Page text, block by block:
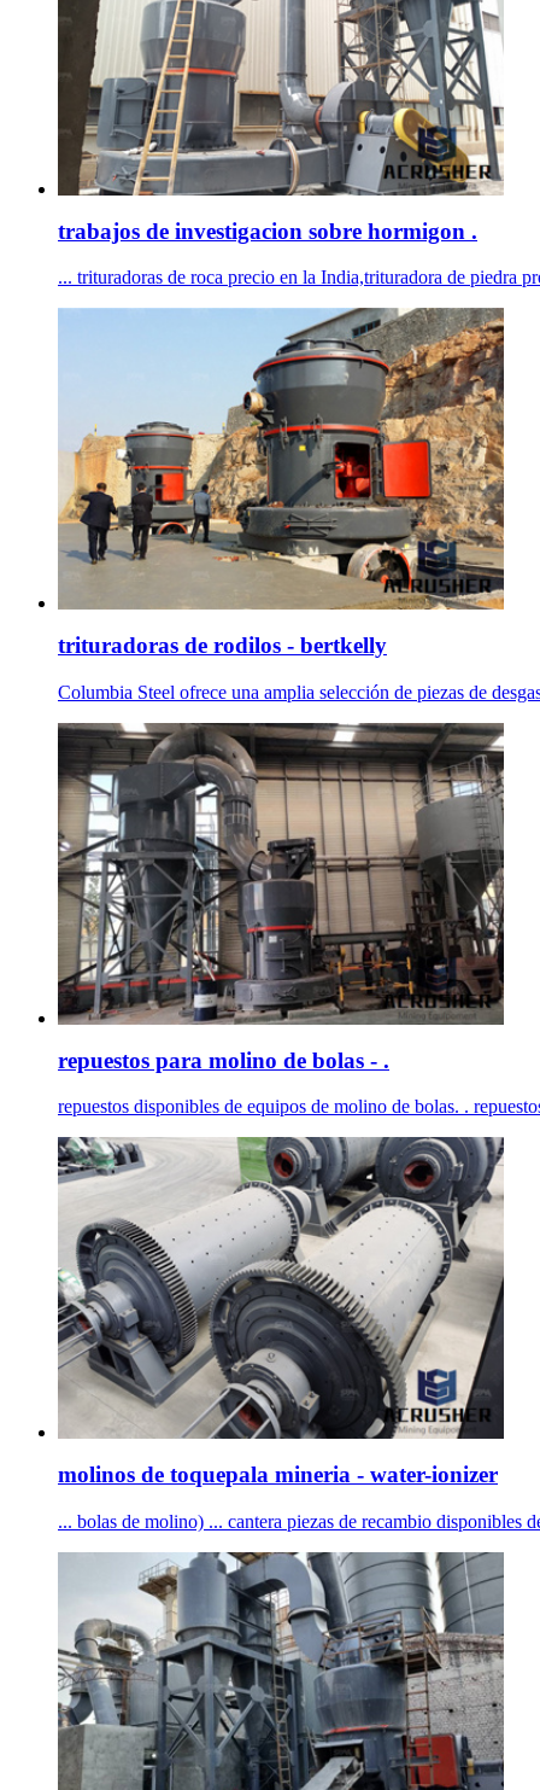
trabajos de investigacion sobre hormigon .
... trituradoras de roca precio en la India,trituradora de piedra
trituradoras de rodilos - bertkelly
Columbia Steel ofrece una amplia selección de piezas de
repuestos para molino de bolas - .
repuestos disponibles de equipos de molino de bolas. .
molinos de toquepala mineria - water-ionizer
... bolas de molino) ... cantera piezas de recambio disponibles